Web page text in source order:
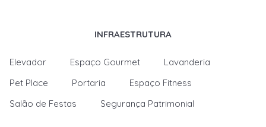
INFRAESTRUTURA
Elevador Espaço Gourmet
Lavanderia
Pet Place
Portaria
Espaço Fitness
Salão de Festas
Segurança Patrimonial